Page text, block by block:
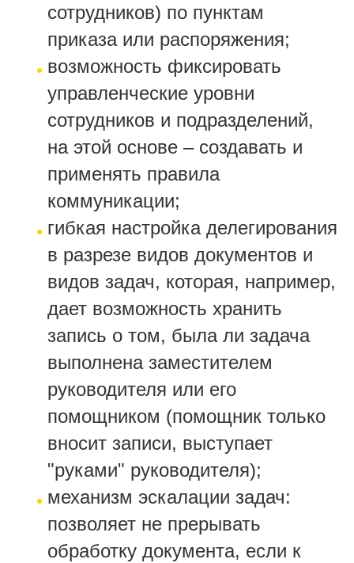
сотрудников) по пунктам
приказа или распоряжения;
возможность фиксировать
управленческие уровни
сотрудников и подразделений,
на этой основе – создавать и
применять правила
коммуникации;
гибкая настройка делегирования
в разрезе видов документов и
видов задач, которая, например,
дает возможность хранить
запись о том, была ли задача
выполнена заместителем
руководителя или его
помощником (помощник только
вносит записи, выступает
"руками" руководителя);
механизм эскалации задач:
позволяет не прерывать
обработку документа, если к